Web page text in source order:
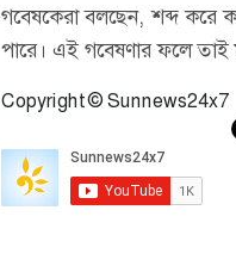
গবেষকেরা বলছেন, শব্দ করে
পারে। এই গবেষণার ফলে তাই
Copyright © Sunnews24x7